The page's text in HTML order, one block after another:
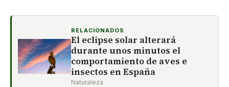
RELACIONADOS
El eclipse solar alterará
durante unos minutos el
comportamiento de aves e
insectos en España
Naturaleza